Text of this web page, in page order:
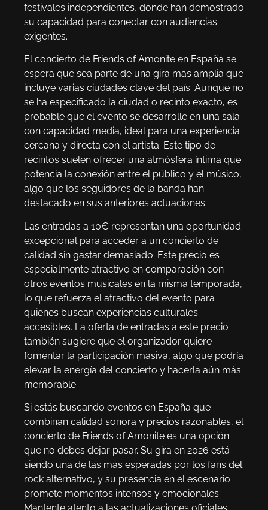
festivales independientes, donde han demostrado
su capacidad para conectar con audiencias
exigentes.
El concierto de Friends of Amonite en España se
espera que sea parte de una gira más amplia que
incluye varias ciudades clave del país. Aunque no
se ha especificado la ciudad o recinto exacto, es
probable que el evento se desarrolle en una sala
con capacidad media, ideal para una experiencia
cercana y directa con el artista. Este tipo de
recintos suelen ofrecer una atmósfera íntima que
potencia la conexión entre el público y el músico,
algo que los seguidores de la banda han
destacado en sus anteriores actuaciones.
Las entradas a 10€ representan una oportunidad
excepcional para acceder a un concierto de
calidad sin gastar demasiado. Este precio es
especialmente atractivo en comparación con
otros eventos musicales en la misma temporada,
lo que refuerza el atractivo del evento para
quienes buscan experiencias culturales
accesibles. La oferta de entradas a este precio
también sugiere que el organizador quiere
fomentar la participación masiva, algo que podría
elevar la energía del concierto y hacerla aún más
memorable.
Si estás buscando eventos en España que
combinan calidad sonora y precios razonables, el
concierto de Friends of Amonite es una opción
que no debes dejar pasar. Su gira en 2026 está
siendo una de las más esperadas por los fans del
rock alternativo, y su presencia en el escenario
promete momentos intensos y emocionales.